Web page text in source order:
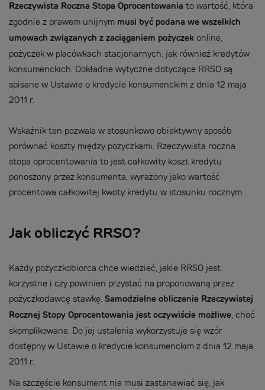
Rzeczywista Roczna Stopa Oprocentowania to wartość, która
zgodnie z prawem unijnym musi być podana we wszelkich
umowach związanych z zaciąganiem pożyczek online,
pożyczek w placówkach stacjonarnych, jak również kredytów
konsumenckich. Dokładne wytyczne dotyczące RRSO są
spisane w Ustawie o kredycie konsumenckim z dnia 12 maja
2011 r.
Wskaźnik ten pozwala w stosunkowo obiektywny sposób
porównać koszty między pożyczkami. Rzeczywista roczna
stopa oprocentowania to jest całkowity koszt kredytu
ponoszony przez konsumenta, wyrażony jako wartość
procentowa całkowitej kwoty kredytu w stosunku rocznym.
Jak obliczyć RRSO?
Każdy pożyczkobiorca chce wiedzieć, jakie RRSO jest
korzystne i czy powinien przystać na proponowaną przez
pożyczkodawcę stawkę. Samodzielne obliczenie Rzeczywistej
Rocznej Stopy Oprocentowania jest oczywiście możliwe, choć
skomplikowane. Do jej ustalenia wykorzystuje się wzór
dostępny w Ustawie o kredycie konsumenckim z dnia 12 maja
2011 r.
Na szczęście konsument nie musi zastanawiać się, jak